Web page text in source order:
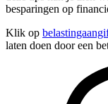
besparingen op
Klik op
laten doen door een